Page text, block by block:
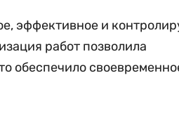
эффективное и
работ позволила
обеспечило